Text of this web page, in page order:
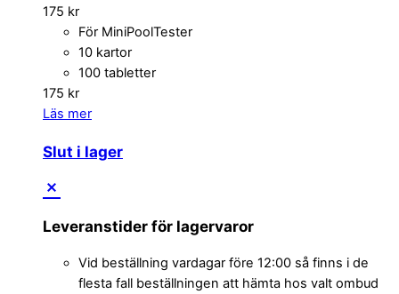
175 kr
För MiniPoolTester
10 kartor
100 tabletter
175 kr
Läs mer
Slut i lager
Leveranstider för lagervaror
Vid beställning vardagar före 12:00 så finns i de
flesta fall beställningen att hämta hos valt ombud